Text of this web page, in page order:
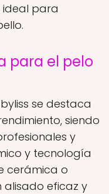
ideal para
para el pelo
se destaca
siendo
y
y tecnología
cerámica o
alisado eficaz y